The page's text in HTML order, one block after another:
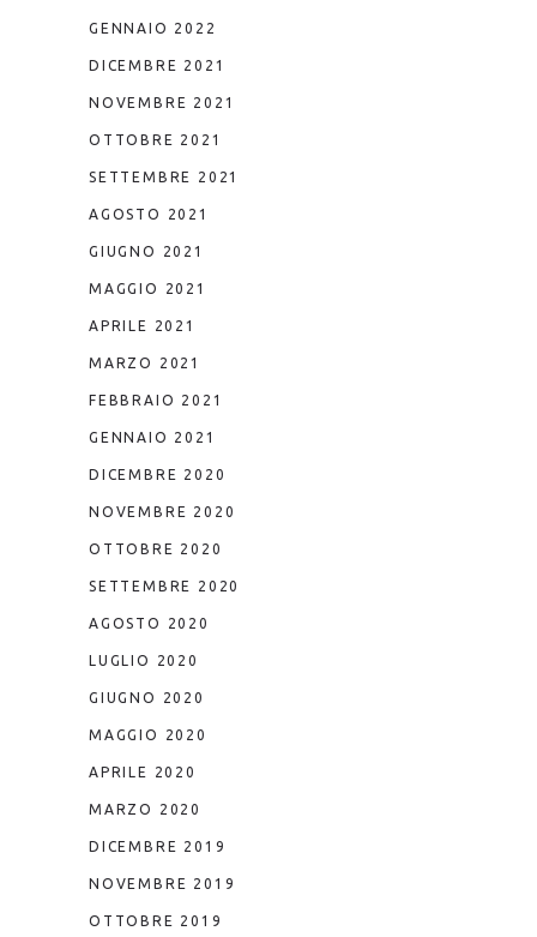
GENNAIO 2022
DICEMBRE 2021
NOVEMBRE 2021
OTTOBRE 2021
SETTEMBRE 2021
AGOSTO 2021
GIUGNO 2021
MAGGIO 2021
APRILE 2021
MARZO 2021
FEBBRAIO 2021
GENNAIO 2021
DICEMBRE 2020
NOVEMBRE 2020
OTTOBRE 2020
SETTEMBRE 2020
AGOSTO 2020
LUGLIO 2020
GIUGNO 2020
MAGGIO 2020
APRILE 2020
MARZO 2020
DICEMBRE 2019
NOVEMBRE 2019
OTTOBRE 2019